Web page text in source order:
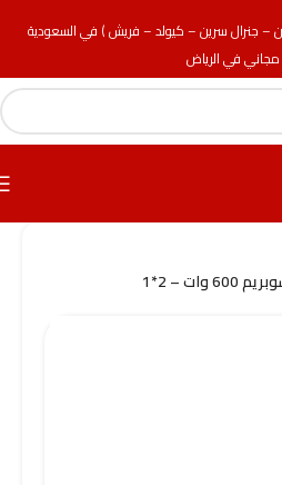
– جنرال سرين – كيولد – فريش ) في السعودية
في الرياض
– 2*1